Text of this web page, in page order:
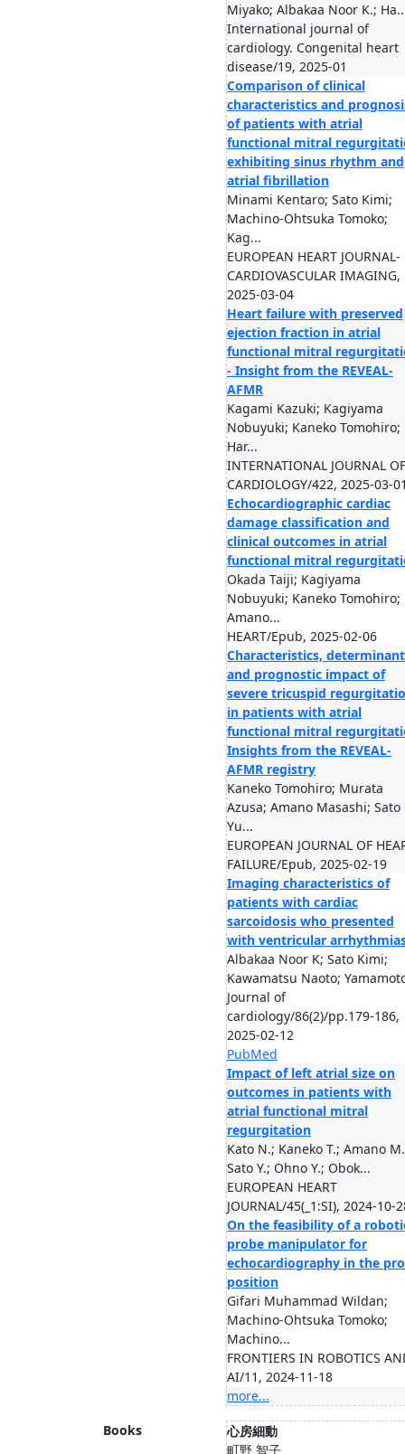
Miyako; Albakaa Noor K.;
International journal of
cardiology. Congenital heart
disease/19, 2025-01
Comparison of clinical
characteristics and
of patients with atrial
functional mitral
exhibiting sinus rhythm and
atrial fibrillation
Minami Kentaro; Sato Kimi;
Machino-Ohtsuka Tomoko;
Kag...
EUROPEAN HEART JOURNAL-
CARDIOVASCULAR IMAGING,
2025-03-04
Heart failure with preserved
ejection fraction in atrial
functional mitral
- Insight from the REVEAL-
AFMR
Kagami Kazuki; Kagiyama
Nobuyuki; Kaneko Tomohiro;
Har...
INTERNATIONAL JOURNAL OF
CARDIOLOGY/422, 2025-03-
Echocardiographic cardiac
damage classification and
clinical outcomes in atrial
functional mitral
Okada Taiji; Kagiyama
Nobuyuki; Kaneko Tomohiro;
Amano...
HEART/Epub, 2025-02-06
Characteristics,
and prognostic impact of
severe tricuspid
in patients with atrial
functional mitral
Insights from the REVEAL-
AFMR registry
Kaneko Tomohiro; Murata
Azusa; Amano Masashi; Sato
Yu...
EUROPEAN JOURNAL OF
FAILURE/Epub, 2025-02-19
Imaging characteristics of
patients with cardiac
sarcoidosis who presented
with ventricular
Albakaa Noor K; Sato Kimi;
Kawamatsu Naoto;
Journal of
cardiology/86(2)/pp.179-186,
2025-02-12
PubMed
Impact of left atrial size on
outcomes in patients with
atrial functional mitral
regurgitation
Kato N.; Kaneko T.; Amano
Sato Y.; Ohno Y.; Obok...
EUROPEAN HEART
JOURNAL/45(_1:SI), 2024-10-
On the feasibility of a
probe manipulator for
echocardiography in the
position
Gifari Muhammad Wildan;
Machino-Ohtsuka Tomoko;
Machino...
FRONTIERS IN ROBOTICS
AI/11, 2024-11-18
more...
Books
心房細動
町野 智子